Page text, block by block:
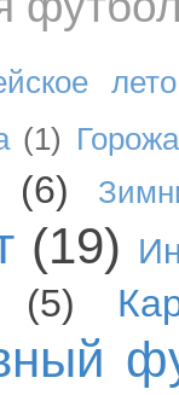
лето
(1)
(6)
(19)
(5)